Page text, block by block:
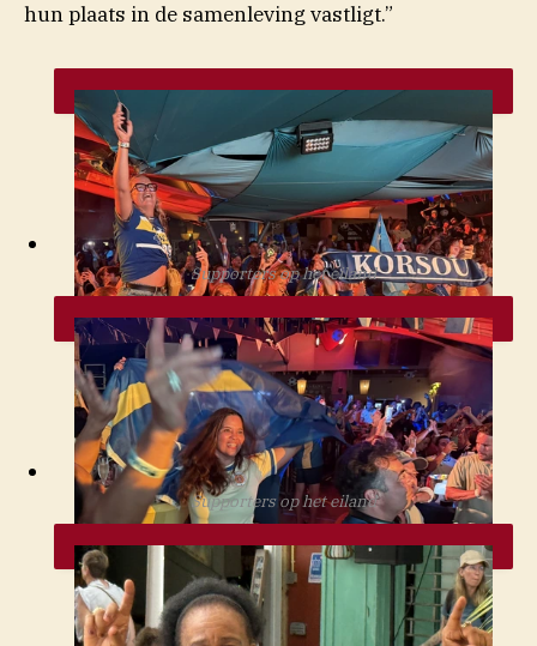
hun plaats in de samenleving vastligt.”
NOS
Supporters op het eiland
Supporters op het eiland